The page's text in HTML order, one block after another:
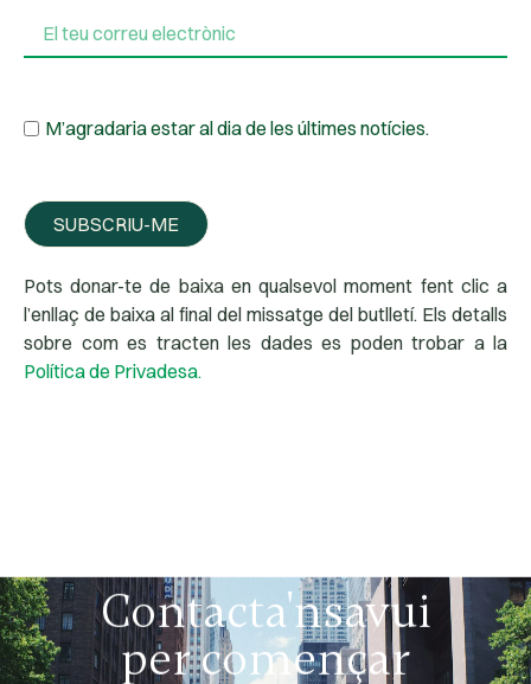
M’agradaria estar al dia de les últimes notícies.
SUBSCRIU-ME
Pots donar-te de baixa en qualsevol moment fent clic a
l’enllaç de baixa al final del missatge del butlletí. Els detalls
sobre com es tracten les dades es poden trobar a la
Política de Privadesa.
Contacta'nsavui
per començar